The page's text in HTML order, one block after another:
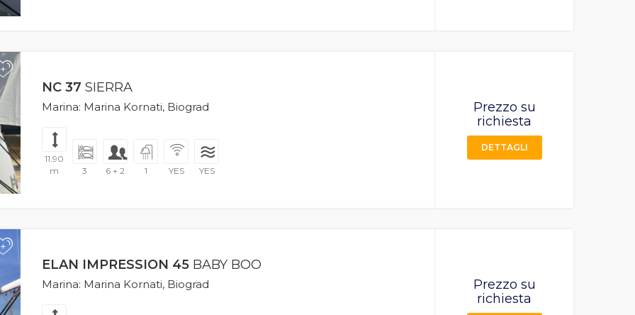
+
NC 37 SIERRA
Marina: Marina Kornati, Biograd
11.90
m
3 6 + 2 1 YES YES
Prezzo su
richiesta
DETTAGLI
+
ELAN IMPRESSION 45 BABY BOO
Marina: Marina Kornati, Biograd
Prezzo su
richiesta